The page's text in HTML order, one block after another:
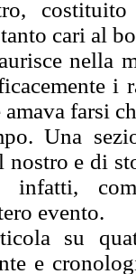
cari al
nella
i
farsi
Una
nostro e di
evento.
su
e